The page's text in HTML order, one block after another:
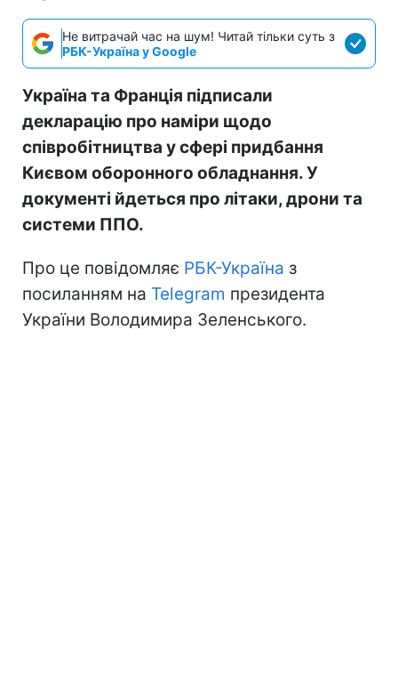
Не витрачай час на шум! Читай тільки суть з
РБК-Україна у Google
Україна та Франція підписали
декларацію про наміри щодо
співробітництва у сфері придбання
Києвом оборонного обладнання. У
документі йдеться про літаки, дрони та
системи ППО.
Про це повідомляє РБК-Україна з
посиланням на Telegram президента
України Володимира Зеленського.